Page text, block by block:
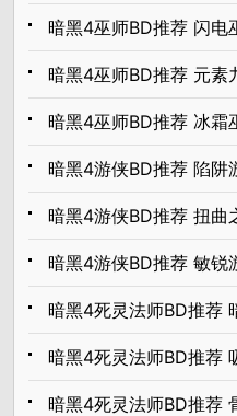
暗黑4巫师BD推荐 闪电
暗黑4巫师BD推荐 元素九头
暗黑4巫师BD推荐 冰霜
暗黑4游侠BD推荐 陷阱
暗黑4游侠BD推荐 扭曲之
暗黑4游侠BD推荐 敏锐
暗黑4死灵法师BD推荐 暗影召唤
暗黑4死灵法师BD推荐 吸血鬼之
暗黑4死灵法师BD推荐 骨矛